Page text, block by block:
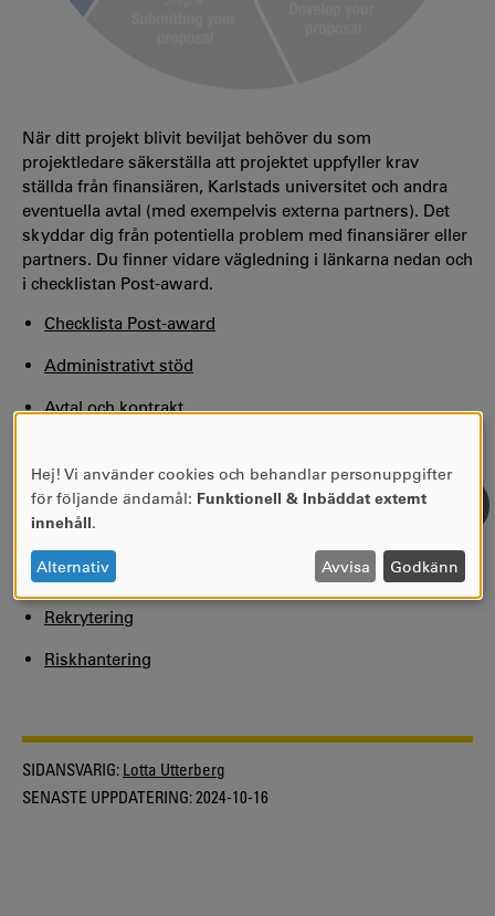
När ditt projekt blivit beviljat behöver du som
projektledare säkerställa att projektet uppfyller krav
ställda från finansiären, Karlstads universitet och andra
eventuella avtal (med exempelvis externa partners). Det
skyddar dig från potentiella problem med finansiärer eller
partners. Du finner vidare vägledning i länkarna nedan och
i checklistan Post-award.
Checklista Post-award
Administrativt stöd
Avtal och kontrakt
Forskningsetik
Hantering av forskningsdata
Kommunikationsplan
Rekrytering
Riskhantering
SIDANSVARIG: Lotta Utterberg
SENASTE UPPDATERING:2024-10-16
ANVÄNDNING
AV
OCH
COOKIES
Hej! Vi använder cookies och behandlar personuppgifter
för följande ändamål: Funktionell & Inbäddat externt
innehåll.
Alternativ Avvisa Godkänn